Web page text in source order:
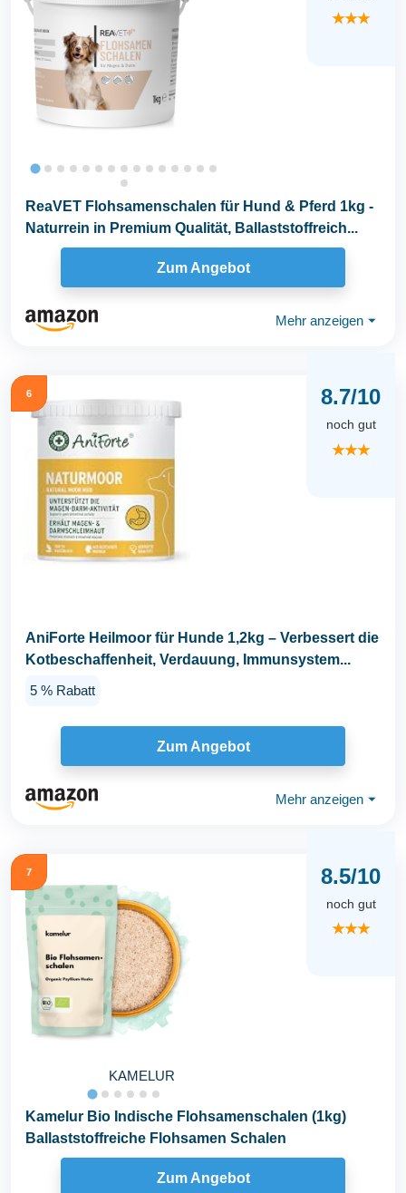
★★★
ReaVET Flohsamenschalen für Hund & Pferd 1kg -
Naturrein in Premium Qualität, Ballaststoffreich...
Zum Angebot
Mehr anzeigen ⏷
6 8.7/10
noch gut
★★★
AniForte Heilmoor für Hunde 1,2kg – Verbessert die
Kotbeschaffenheit, Verdauung, Immunsystem...
5 % Rabatt
Zum Angebot
Mehr anzeigen ⏷
7
KAMELUR
8.5/10
noch gut
★★★
Kamelur Bio Indische Flohsamenschalen (1kg)
Ballaststoffreiche Flohsamen Schalen
Zum Angebot